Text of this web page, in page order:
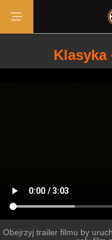
Klasyka
Obejrzyj trailer filmu by